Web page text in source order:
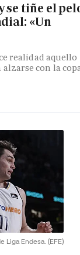
se tiñe el
«Un
realidad aquello
con la
Liga Endesa. (EFE)